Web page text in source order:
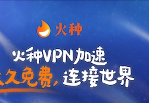
支持 [0] 反对[0]